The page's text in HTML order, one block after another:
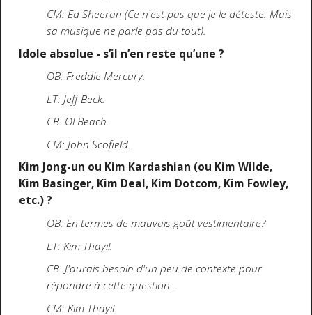
CM: Ed Sheeran (Ce n'est pas que je le déteste. Mais
sa musique ne parle pas du tout).
Idole absolue - s’il n’en reste qu’une ?
OB: Freddie Mercury.
LT: Jeff Beck.
CB: Ol Beach.
CM: John Scofield.
Kim Jong-un ou Kim Kardashian (ou Kim Wilde,
Kim Basinger, Kim Deal, Kim Dotcom, Kim Fowley,
etc.) ?
OB: En termes de mauvais goût vestimentaire?
LT: Kim Thayil.
CB: J'aurais besoin d'un peu de contexte pour
répondre à cette question...
CM: Kim Thayil.